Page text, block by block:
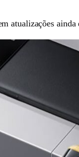
atualizações ainda